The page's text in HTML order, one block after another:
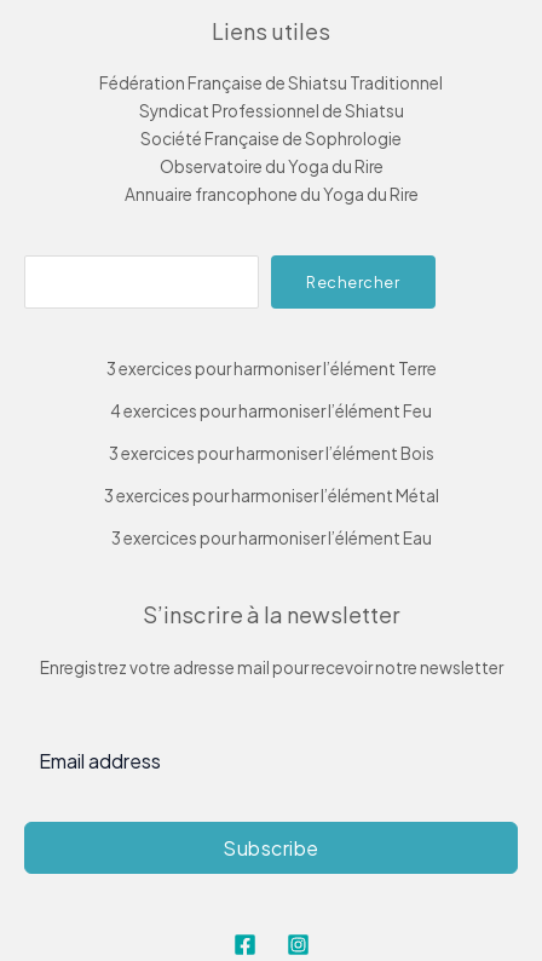
Liens utiles
Fédération Française de Shiatsu Traditionnel
Syndicat Professionnel de Shiatsu
Société Française de Sophrologie
Observatoire du Yoga du Rire
Annuaire francophone du Yoga du Rire
Rechercher
3 exercices pour harmoniser l’élément Terre
4 exercices pour harmoniser l’élément Feu
3 exercices pour harmoniser l’élément Bois
3 exercices pour harmoniser l’élément Métal
3 exercices pour harmoniser l’élément Eau
S’inscrire à la newsletter
Enregistrez votre adresse mail pour recevoir notre newsletter
Subscribe